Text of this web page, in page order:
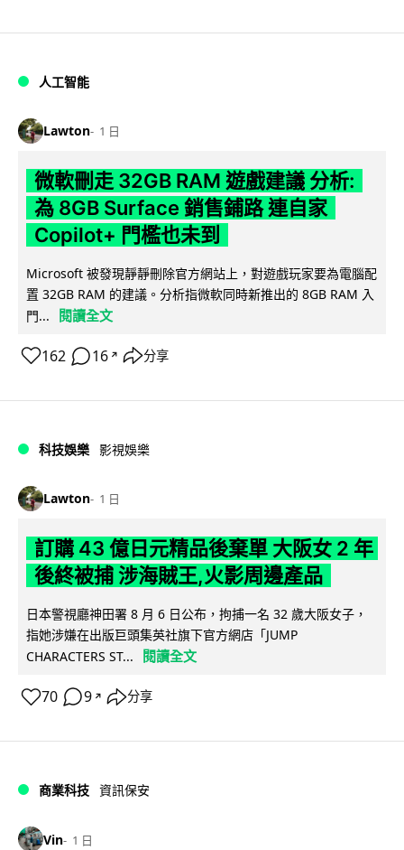
人工智能
Lawton 1 日
微軟刪走 32GB RAM 遊戲建議 分析:
為 8GB Surface 銷售鋪路 連自家
Copilot+ 門檻也未到
Microsoft 被發現靜靜刪除官方網站上，對遊戲玩家要為電腦配
置 32GB RAM 的建議。分析指微軟同時新推出的 8GB RAM 入
門...
閱讀全文
162 16 ↗ 分享
科技娛樂 影視娛樂
Lawton 1 日
訂購 43 億日元精品後棄單 大阪女 2 年
後終被捕 涉海賊王,火影周邊產品
日本警視廳神田署 8 月 6 日公布，拘捕一名 32 歲大阪女子，
指她涉嫌在出版巨頭集英社旗下官方網店「JUMP
CHARACTERS ST...
閱讀全文
70 9 ↗ 分享
商業科技 資訊保安
Vin 1 日